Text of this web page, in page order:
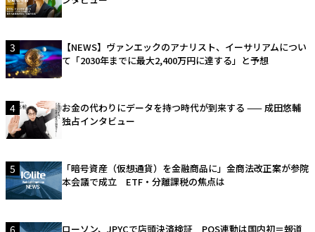
3
【NEWS】ヴァンエックのアナリスト、イーサリアムについ
て「2030年までに最大2,400万円に達する」と予想
4
お金の代わりにデータを持つ時代が到来する —— 成田悠輔
独占インタビュー
5
「暗号資産（仮想通貨）を金融商品に」金商法改正案が参院
本会議で成立 ETF・分離課税の焦点は
ローソン、JPYCで店頭決済検証 POS連動は国内初＝報道